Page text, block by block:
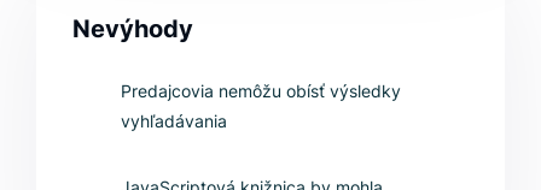
Nevýhody
Predajcovia nemôžu obísť výsledky
vyhľadávania